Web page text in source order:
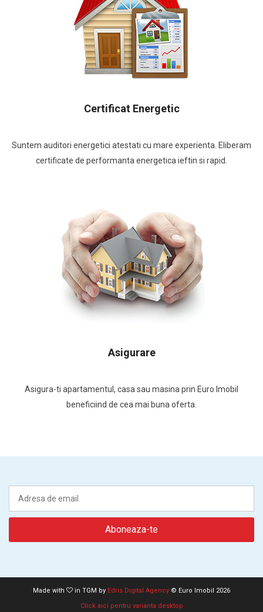
Certificat Energetic
Suntem auditori energetici atestati cu mare experienta. Eliberam
certificate de performanta energetica ieftin si rapid.
Asigurare
Asigura-ti apartamentul, casa sau masina prin Euro Imobil
beneficiind de cea mai buna oferta.
Made with in TGM by Edris Digital Agency © Euro Imobil 2026
Click aici pentru varianta desktop